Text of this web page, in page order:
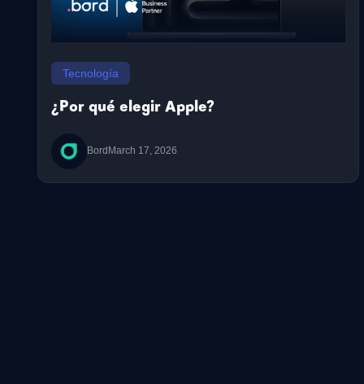
Tecnología
¿Por qué elegir Apple?
Bord March 17, 2026